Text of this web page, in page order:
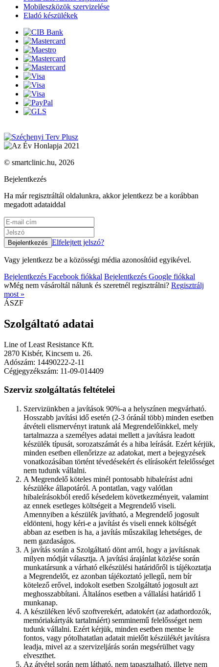
Mobileszközök szervizelése
Eladó készülékek
© smartclinic.hu, 2026
Bejelentkezés
Ha már regisztráltál oldalunkra, akkor jelentkezz be a korábban
megadott adataiddal
Elfelejtett jelszó?
Vagy jelentkezz be a közösségi média azonosítóid egyikével.
Bejelentkezés Facebook fiókkal Bejelentkezés Google fiókkal
wMég nem vásároltál nálunk és szeretnél regisztrálni? Regisztrálj
most »
ÁSZF
Szolgáltató adatai
Line of Least Resistance Kft.
2870 Kisbér, Kincsem u. 26.
Adószám: 14490222-2-11
Cégjegyzékszám: 11-09-014409
Szerviz szolgáltatás feltételei
Szervizünkben a javítások 90%-a a helyszínen megvárható.
Hosszabb javítási idő esetén (2-3 óránál több) minden esetben
átvételi elismervényt iratunk alá Megrendelőinkkel, mely
tartalmazza a személyes adatai mellett a javításra leadott
készülék típusát, sorozatszámát és a hiba leírását. Ezért kérjük,
minden esetben ellenőrizze az adatokat, mert a bejegyzések
vonatkozásában történt tévedésekért és elírásokért felelősséget
nem tudunk vállalni.
A Megrendelő köteles minél pontosabb hibaleírást adni
készüléke állapotáról. A pontatlan, vagy valótlan
hibaleírásokból eredő késedelem következményeit, valamint
az ennek esetleges költségeit a Megrendelő viseli.
Amennyiben a készülék javítható, a Megrendelő jogosult
eldönteni, hogy kéri-e a javítást és viseli ennek költségét
abban az esetben is ha, a javítás műszakilag lehetséges, de
nem gazdaságos.
A javítás során a Szolgáltató dönt arról, hogy a javításnak
milyen módját választja. A javítási árajánlat közlése során
munkatársunk a várható elkészülési határidőről is tájékoztatja
a Megrendelőt, ez azonban tájékoztató jellegű, nem bír
kötelező erővel, indokolt esetben Szolgáltató jogosult azt
meghosszabbítani. Általános esetben a vállalási határidő 1
munkanap.
A készüléken lévő szoftverekért, adatokért (az adathordozók,
memóriakártyák tartalmáért) semminemű felelősséget nem
tudunk vállalni. Ezért kérjük, minden esetben mentse le
fontos, vagy pótolhatatlan adatait mielőtt készülékét javításra
leadja, mivel az a szervizeljárás során megsérülhet vagy
elveszthet.
Az átvétel során nem látható, nem tapasztalható, illetve nem